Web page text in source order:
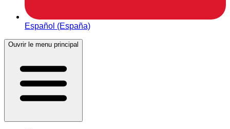
Español (España)
Ouvrir le menu principal